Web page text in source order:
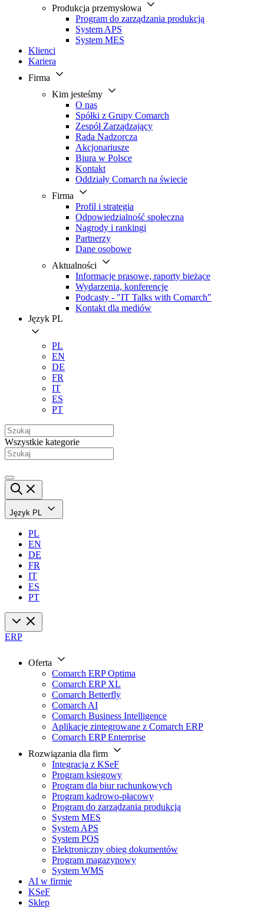
Produkcja przemysłowa
Program do zarządzania produkcją
System APS
System MES
Klienci
Kariera
Firma
Kim jesteśmy
O nas
Spółki z Grupy Comarch
Zespół Zarządzający
Rada Nadzorcza
Akcjonariusze
Biura w Polsce
Kontakt
Oddziały Comarch na świecie
Firma
Profil i strategia
Odpowiedzialność społeczna
Nagrody i rankingi
Partnerzy
Dane osobowe
Aktualności
Informacje prasowe, raporty bieżące
Wydarzenia, konferencje
Podcasty - "IT Talks with Comarch"
Kontakt dla mediów
Język PL
PL
EN
DE
FR
IT
ES
PT
Wszystkie kategorie
Język PL
PL
EN
DE
FR
IT
ES
PT
ERP
Oferta
Comarch ERP Optima
Comarch ERP XL
Comarch Betterfly
Comarch AI
Comarch Business Intelligence
Aplikacje zintegrowane z Comarch ERP
Comarch ERP Enterprise
Rozwiązania dla firm
Integracja z KSeF
Program księgowy
Program dla biur rachunkowych
Program kadrowo-płacowy
Program do zarządzania produkcją
System MES
System APS
System POS
Elektroniczny obieg dokumentów
Program magazynowy
System WMS
AI w firmie
KSeF
Sklep